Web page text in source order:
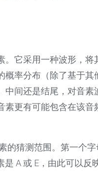
它采用一种波形，
率分布（除了基于
间还是结尾，对音
更有可能包含在该
的猜测范围。第一个
A 或 E，由此可以反